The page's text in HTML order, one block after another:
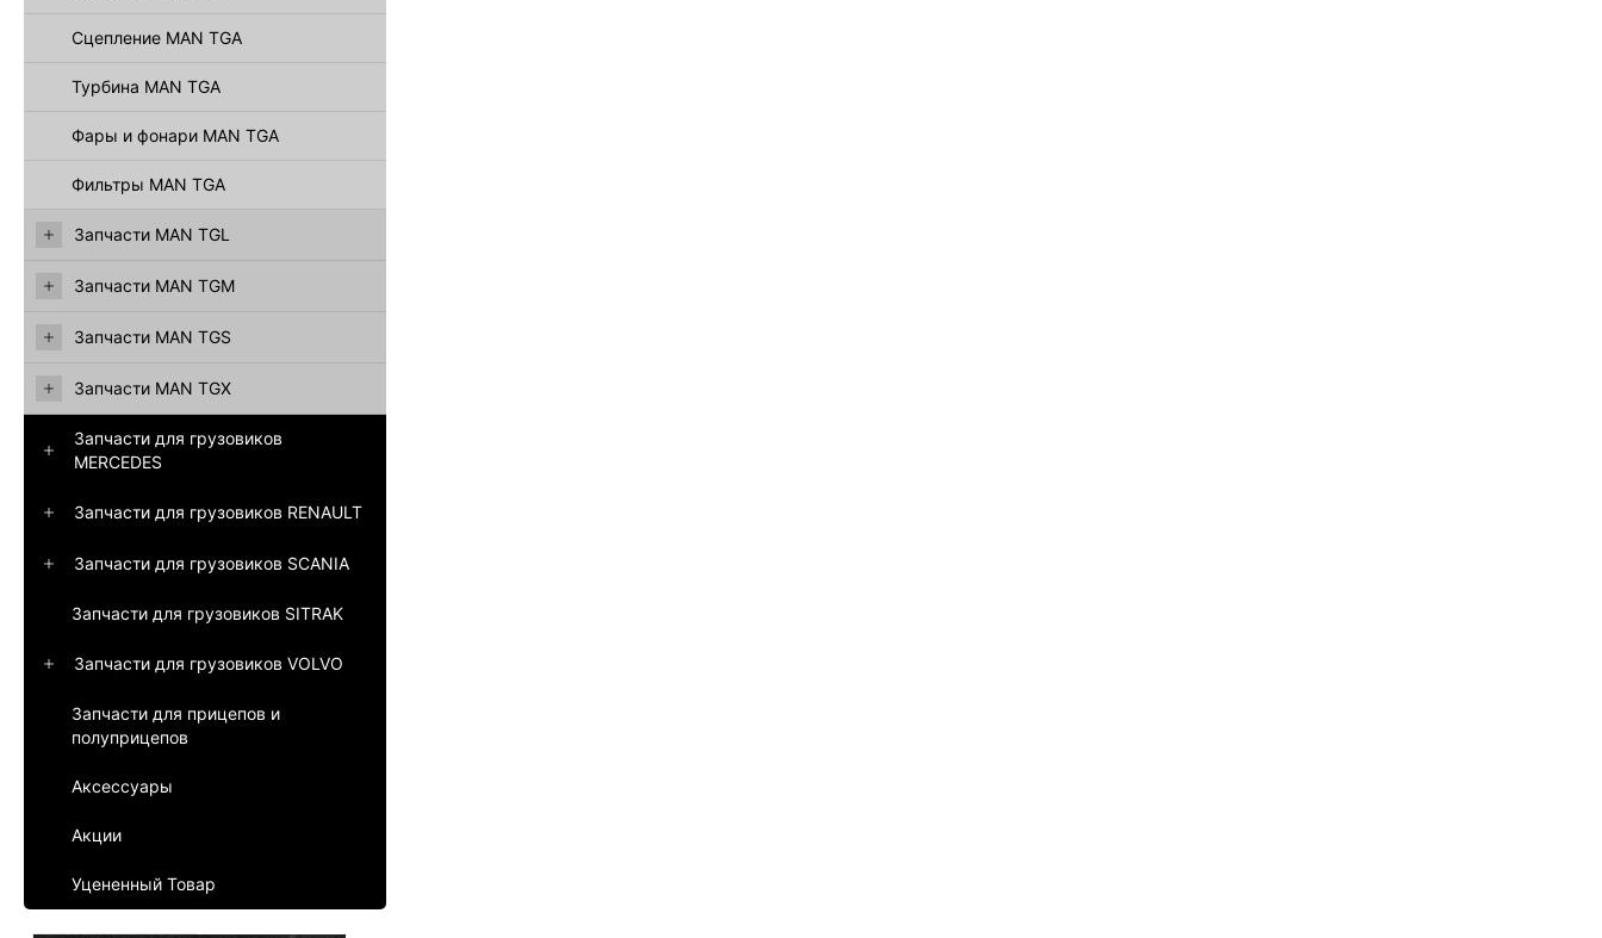
Сцепление MAN TGA
Турбина MAN TGA
Фары и фонари MAN TGA
Фильтры MAN TGA
Запчасти MAN TGL
Запчасти MAN TGM
Запчасти MAN TGS
Запчасти MAN TGX
Запчасти для грузовиков
MERCEDES
Запчасти для грузовиков RENAULT
Запчасти для грузовиков SCANIA
Запчасти для грузовиков SITRAK
Запчасти для грузовиков VOLVO
Запчасти для прицепов и
полуприцепов
Аксессуары
Акции
Уцененный Товар